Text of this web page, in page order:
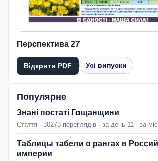
Перспектива 27
Відкрити PDF Усі випуски
Популярне
Знані постаті Гощанщини
Стаття · 30273 переглядів · за день 11 · за
Таблицы табели о рангах в
империи